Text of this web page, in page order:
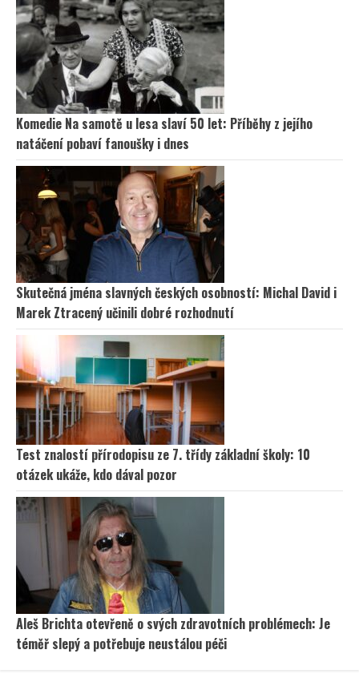
Komedie Na samotě u lesa slaví 50 let: Příběhy z jejího
natáčení pobaví fanoušky i dnes
Skutečná jména slavných českých osobností: Michal David i
Marek Ztracený učinili dobré rozhodnutí
Test znalostí přírodopisu ze 7. třídy základní školy: 10
otázek ukáže, kdo dával pozor
Aleš Brichta otevřeně o svých zdravotních problémech: Je
téměř slepý a potřebuje neustálou péči